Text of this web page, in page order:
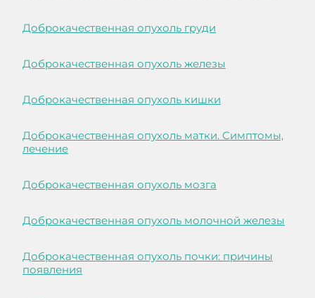
Доброкачественная опухоль груди
Доброкачественная опухоль железы
Доброкачественная опухоль кишки
Доброкачественная опухоль матки. Симптомы,
лечение
Доброкачественная опухоль мозга
Доброкачественная опухоль молочной железы
Доброкачественная опухоль почки: причины
появления